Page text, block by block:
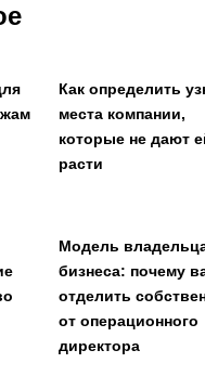
Как определить
места компании,
которые не дают
расти
Модель
бизнеса: почему
отделить
от операционного
директора